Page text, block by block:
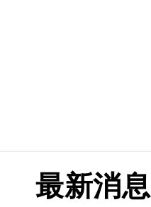
最新消息